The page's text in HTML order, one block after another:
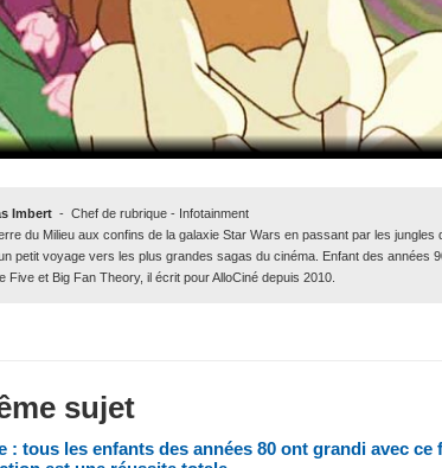
Imbert - Chef de rubrique - Infotainment
du Milieu aux confins de la galaxie Star Wars en passant par les
petit voyage vers les plus grandes sagas du cinéma. Enfant des années
Five et Big Fan Theory, il écrit pour AlloCiné depuis 2010.
sujet
: tous les enfants des années 80 ont grandi avec ce